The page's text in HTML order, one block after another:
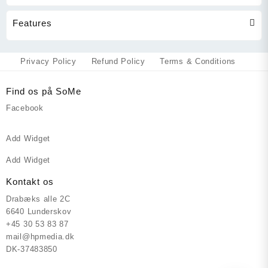
Features
Privacy Policy Refund Policy Terms & Conditions
Find os på SoMe
Facebook
Add Widget
Add Widget
Kontakt os
Drabæks alle 2C
6640 Lunderskov
+45 30 53 83 87
mail@hpmedia.dk
DK-37483850